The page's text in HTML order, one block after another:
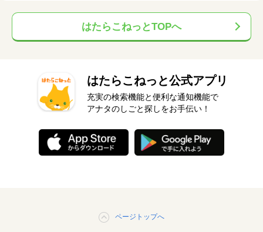
はたらこねっとTOPへ
はたらこねっと公式アプリ
充実の検索機能と便利な通知機能で
アナタのしごと探しをお手伝い！
ページトップへ